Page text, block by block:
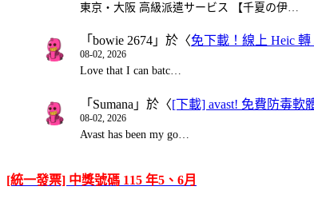
東京・大阪 高級派遣サービス 【千夏の伊…
「 bowie 2674 」於〈免下載！線上 Heic 轉
08-02, 2026
Love that I can batc…
「 Sumana 」於〈[下載] avast! 免費防毒軟
08-02, 2026
Avast has been my go…
[統一發票] 中獎號碼 115 年5、6月